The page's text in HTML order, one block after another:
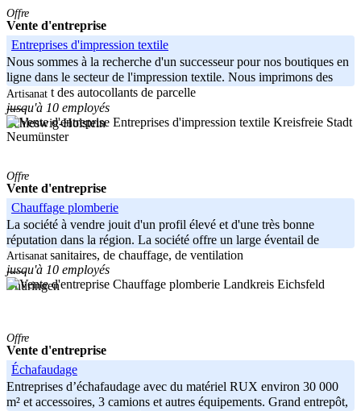
Offre
Vente d'entreprise
Entreprises d'impression textile
Nous sommes à la recherche d'un successeur pour nos boutiques en
ligne dans le secteur de l'impression textile. Nous imprimons des
textiles et des autocollants de parcelle
-----
Schleswig-Holstein
Artisanat
jusqu'à 10 employés
Kreisfreie Stadt
Neumünster
Offre
Vente d'entreprise
Chauffage plomberie
La société à vendre jouit d'un profil élevé et d'une très bonne
réputation dans la région. La société offre un large éventail de
services sanitaires, de chauffage, de ventilation
-----
Thüringen
Artisanat
jusqu'à 10 employés
Landkreis Eichsfeld
Offre
Vente d'entreprise
Échafaudage
Entreprises d’échafaudage avec du matériel RUX environ 30 000
m² et accessoires, 3 camions et autres équipements. Grand entrepôt,